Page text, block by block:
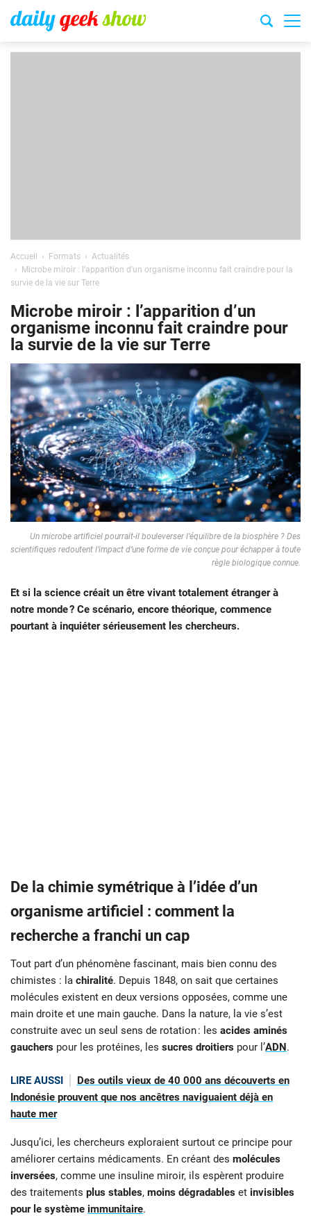
Accueil Formats
Actualités
Microbe miroir : l’apparition d’un organisme inconnu fait craindre pour la
survie de la vie sur Terre
Microbe miroir : l’apparition d’un
organisme inconnu fait craindre pour
la survie de la vie sur Terre
Un microbe artificiel pourrait-il bouleverser l’équilibre de la biosphère ? Des
scientifiques redoutent l’impact d’une forme de vie conçue pour échapper à toute
règle biologique connue.
Et si la science créait un être vivant totalement étranger à
notre monde ? Ce scénario, encore théorique, commence
pourtant à inquiéter sérieusement les chercheurs.
De la chimie symétrique à l’idée d’un
organisme artificiel : comment la
recherche a franchi un cap
Tout part d’un phénomène fascinant, mais bien connu des
chimistes : la chiralité. Depuis 1848, on sait que certaines
molécules existent en deux versions opposées, comme une
main droite et une main gauche. Dans la nature, la vie s’est
construite avec un seul sens de rotation : les acides aminés
gauchers pour les protéines, les sucres droitiers pour l’ADN .
LIRE AUSSI
Des outils vieux de 40 000 ans découverts en
Indonésie prouvent que nos ancêtres naviguaient déjà en
haute mer
Jusqu’ici, les chercheurs exploraient surtout ce principe pour
améliorer certains médicaments. En créant des molécules
inversées, comme une insuline miroir, ils espèrent produire
des traitements plus stables, moins dégradables et invisibles
pour le système immunitaire.